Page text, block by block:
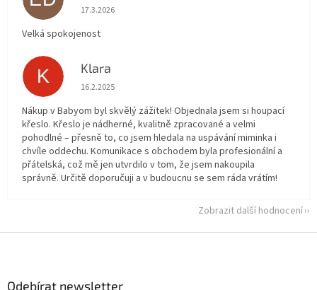
Hodnocení obchodu je 5 z 5 hvězdiček.
17.3.2026
Velká spokojenost
K Klara
Hodnocení obchodu je 5 z 5 hvězdiček.
16.2.2025
Nákup v Babyom byl skvělý zážitek! Objednala jsem si houpací
křeslo. Křeslo je nádherné, kvalitně zpracované a velmi
pohodlné – přesně to, co jsem hledala na uspávání miminka i
chvíle oddechu. Komunikace s obchodem byla profesionální a
přátelská, což mě jen utvrdilo v tom, že jsem nakoupila
správně. Určitě doporučuji a v budoucnu se sem ráda vrátím!
Zobrazit další hodnocení
Odebírat newsletter